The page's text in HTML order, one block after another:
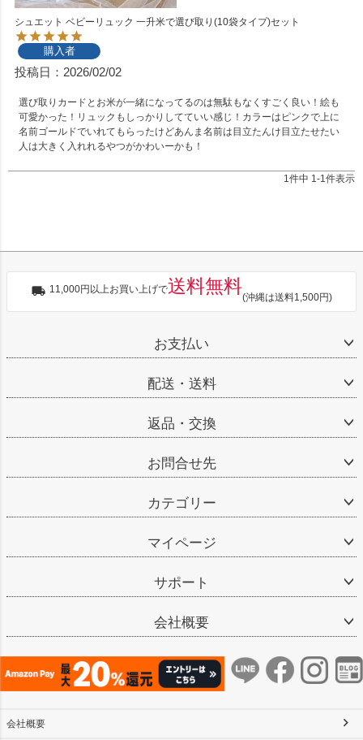
シュエット ベビーリュック 一升米で選び取り(10袋タイプ)セット
購入者
投稿日 2026/02/02
選び取りカードとお米が一緒になってるのは無駄もなくすごく良い！絵も
可愛かった！リュックもしっかりしてていい感じ！カラーはピンクで上に
名前ゴールドでいれてもらったけどあんま名前は目立たんけ目立たせたい
人は大きく入れれるやつがかわいーかも！
1 件中 1 -1 件表示
11,000円以上お買い上げで送料無料
(沖縄は送料1,500円)
お支払い
配送・送料
返品・交換
お問合せ先
カテゴリー
マイページ
サポート
会社概要
会社概要